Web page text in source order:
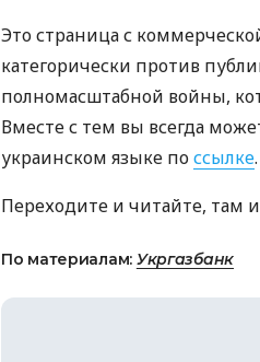
Это страница с
категорически против
полномасштабной войны,
Вместе с тем вы всегда
украинском языке поссылке.
Переходите и читайте, там
По материалам: Укргазбанк